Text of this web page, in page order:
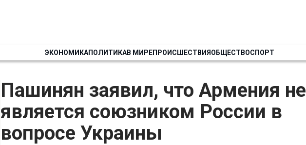
ЭКОНОМИКАПОЛИТИКАВ МИРЕПРОИСШЕСТВИЯОБЩЕСТВОСПОРТ
Пашинян заявил, что Армения не
является союзником России в
вопросе Украины